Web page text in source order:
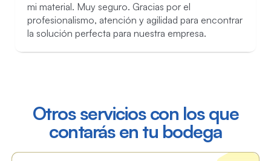
mi material. Muy seguro. Gracias por el
profesionalismo, atención y agilidad para encontrar
la solución perfecta para nuestra empresa.
Otros servicios con los que
contarás en tu bodega